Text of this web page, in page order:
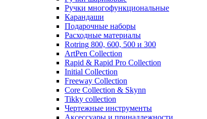
Ручки многофункциональные
Карандаши
Подарочные наборы
Расходные материалы
Rotring 800, 600, 500 и 300
ArtPen Collection
Rapid & Rapid Pro Collection
Initial Collection
Freeway Collection
Core Collection & Skynn
Tikky collection
Чертежные инструменты
Аксессуары и принадлежности